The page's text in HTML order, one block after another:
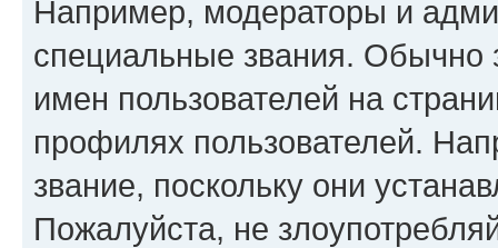
Например, модераторы и
специальные звания. Обычно
имен пользователей на
профилях пользователей.
звание, поскольку они
Пожалуйста, не